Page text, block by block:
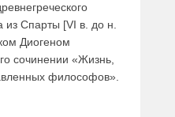
из Спарты [VI в. до н.
Диогеном
сочинении «Жизнь,
философов».